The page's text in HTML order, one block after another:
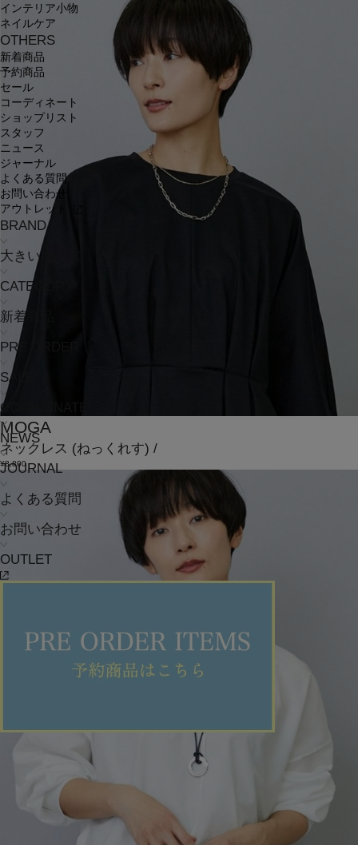
インテリア小物
ネイルケア
OTHERS
新着商品
予約商品
セール
コーディネート
ショップリスト
スタッフ
ニュース
ジャーナル
よくある質問
お問い合わせ
アウトレット
BRAND
大きいサイズ
CATEGORY
新着商品
PRE ORDER
SALE
COORDINATE
NEWS
JOURNAL
よくある質問
お問い合わせ
OUTLET
MOGA
ネックレス (ねっくれす) /
¥8,800